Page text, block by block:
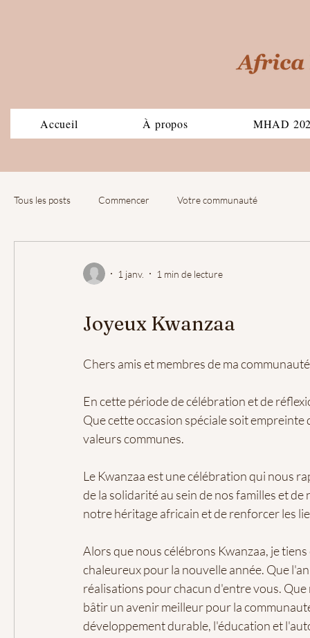
Accueil À propos MHAD
Tous les posts Commencer Votre communauté
1 janv. 1 min de lecture
Joyeux Kwanzaa
Chers amis et membres de ma
En cette période de célébration et de
Que cette occasion spéciale soit
valeurs communes.
Le Kwanzaa est une célébration qui nous
de la solidarité au sein de nos familles et
notre héritage africain et de renforcer les
Alors que nous célébrons Kwanzaa, je
chaleureux pour la nouvelle année. Que
réalisations pour chacun d'entre vous.
bâtir un avenir meilleur pour la
développement durable, l'éducation et